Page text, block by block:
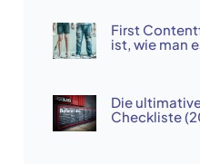
First
ist, wie man
Die
Checkliste